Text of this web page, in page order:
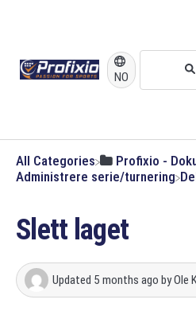
NO
All Categories
​Profixio -
​Administrere serie/turnering
Slett laget
Updated 5 months ago byOle